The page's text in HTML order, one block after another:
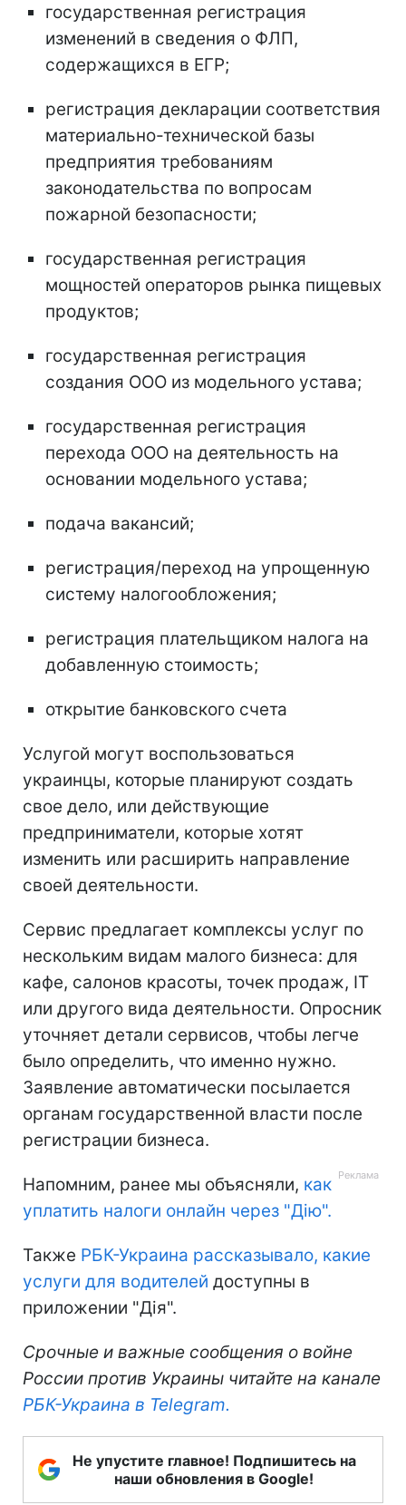
государственная регистрация
изменений в сведения о ФЛП,
содержащихся в ЕГР;
регистрация декларации соответствия
материально-технической базы
предприятия требованиям
законодательства по вопросам
пожарной безопасности;
государственная регистрация
мощностей операторов рынка пищевых
продуктов;
государственная регистрация
создания ООО из модельного устава;
государственная регистрация
перехода ООО на деятельность на
основании модельного устава;
подача вакансий;
регистрация/переход на упрощенную
систему налогообложения;
регистрация плательщиком налога на
добавленную стоимость;
открытие банковского счета
Услугой могут воспользоваться
украинцы, которые планируют создать
свое дело, или действующие
предприниматели, которые хотят
изменить или расширить направление
своей деятельности.
Сервис предлагает комплексы услуг по
нескольким видам малого бизнеса: для
кафе, салонов красоты, точек продаж, ІТ
или другого вида деятельности. Опросник
уточняет детали сервисов, чтобы легче
было определить, что именно нужно.
Заявление автоматически посылается
органам государственной власти после
регистрации бизнеса.
Напомним, ранее мы объясняли, как
уплатить налоги онлайн через "Дію".
Также РБК-Украина рассказывало, какие
услуги для водителей доступны в
приложении "Дія".
Срочные и важные сообщения о войне
России против Украины читайте на канале
РБК-Украина в Telegram.
Не упустите главное! Подпишитесь на
наши обновления в Google!